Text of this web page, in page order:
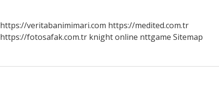
https://veritabanimimari.com https://medited.com.tr
https://fotosafak.com.tr knight online nttgame Sitemap